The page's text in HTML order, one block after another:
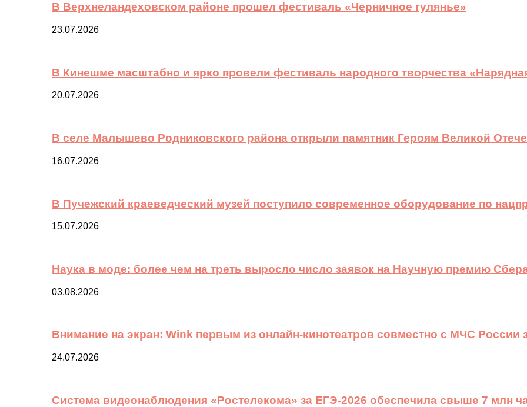
В Верхнеландеховском районе прошел фестиваль «Черничное гулянье»
23.07.2026
В Кинешме масштабно и ярко провели фестиваль народного творчества
20.07.2026
В селе Малышево Родниковского района открыли памятник Героям Великой
16.07.2026
В Пучежский краеведческий музей поступило современное оборудование по
15.07.2026
Наука в моде: более чем на треть выросло число заявок на Научную премию
03.08.2026
Внимание на экран: Wink первым из онлайн-кинотеатров совместно с МЧС России
24.07.2026
Система видеонаблюдения «Ростелекома» за ЕГЭ-2026 обеспечила свыше 7 млн